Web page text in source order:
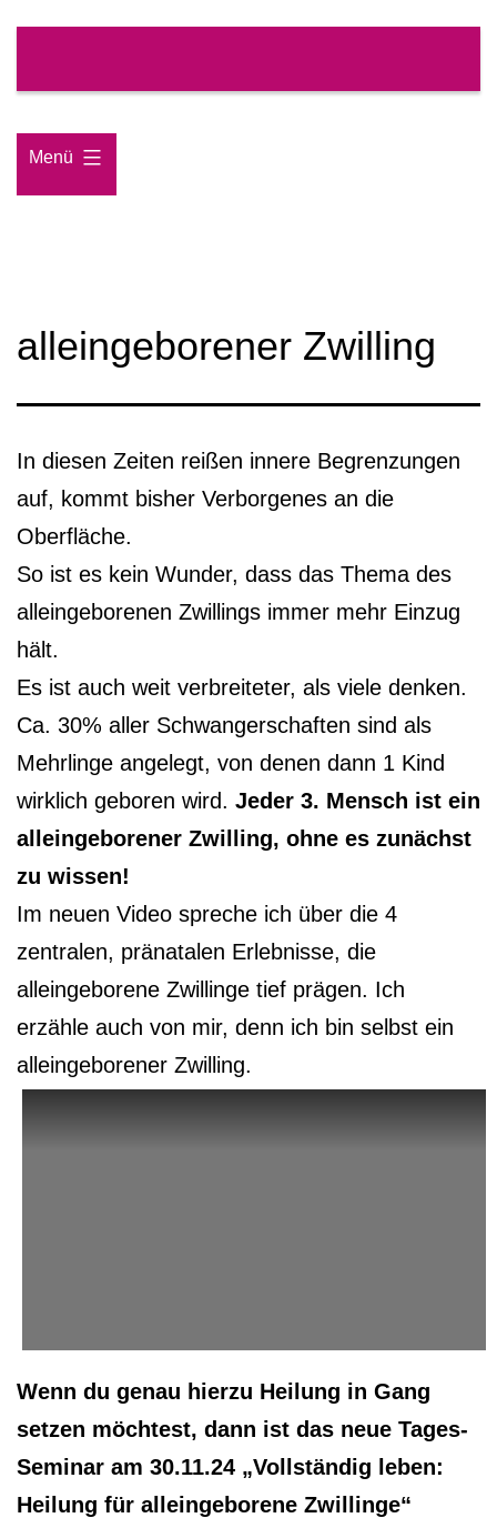
springen
Menü
alleingeborener Zwilling
In diesen Zeiten reißen innere Begrenzungen
auf, kommt bisher Verborgenes an die
Oberfläche.
So ist es kein Wunder, dass das Thema des
alleingeborenen Zwillings immer mehr Einzug
hält.
Es ist auch weit verbreiteter, als viele denken.
Ca. 30% aller Schwangerschaften sind als
Mehrlinge angelegt, von denen dann 1 Kind
wirklich geboren wird. Jeder 3. Mensch ist ein
alleingeborener Zwilling, ohne es zunächst
zu wissen!
Im neuen Video spreche ich über die 4
zentralen, pränatalen Erlebnisse, die
alleingeborene Zwillinge tief prägen. Ich
erzähle auch von mir, denn ich bin selbst ein
alleingeborener Zwilling.
Wenn du genau hierzu Heilung in Gang
setzen möchtest, dann ist das neue Tages-
Seminar am 30.11.24 „Vollständig leben:
Heilung für alleingeborene Zwillinge“